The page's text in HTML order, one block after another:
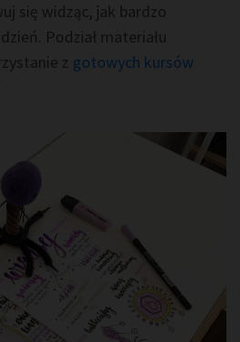
się widząc, jak bardzo
Podział materiału
z gotowych kursów